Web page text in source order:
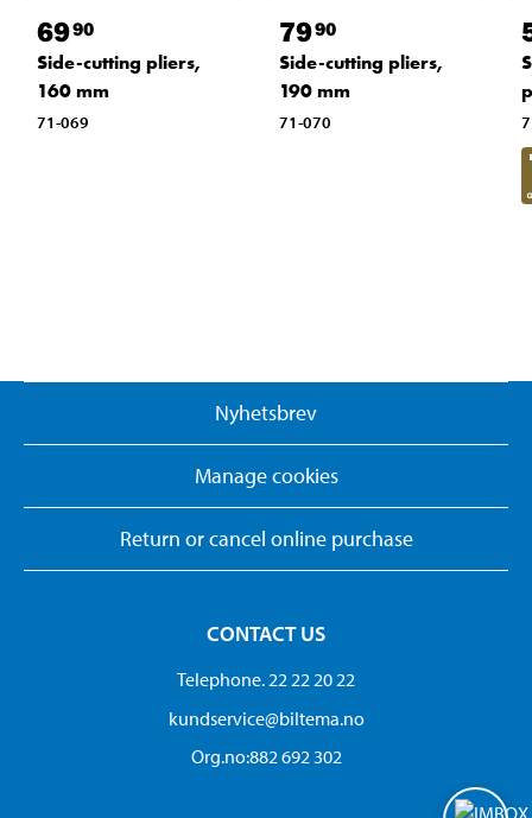
6990
Side-cutting pliers,
160 mm
71-069
7990
Side-cutting pliers,
190 mm
71-070
Nyhetsbrev
Manage cookies
Return or cancel online purchase
CONTACT US
Telephone. 22 22 20 22
kundservice@biltema.no
Org.no:882 692 302